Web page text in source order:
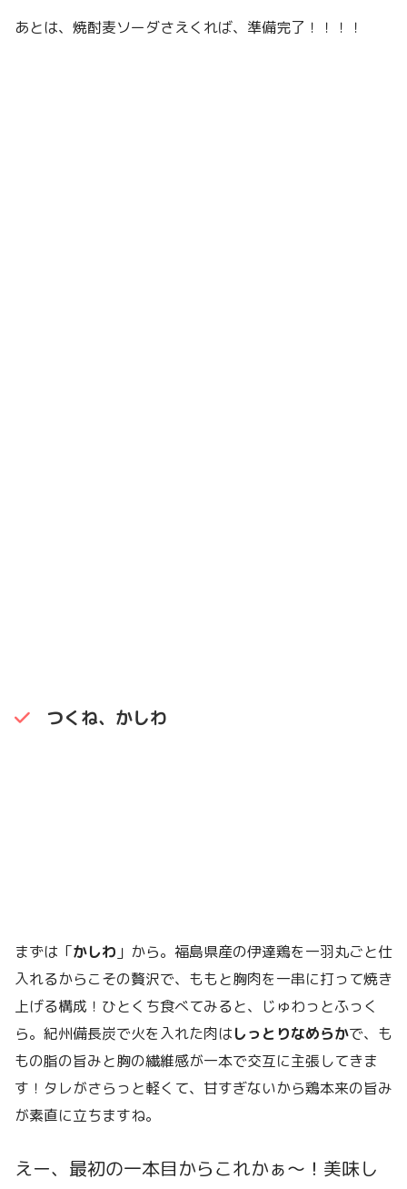
あとは、焼酎麦ソーダさえくれば、準備完了！！！！
つくね、かしわ
まずは「かしわ 」から。福島県産の伊達鶏を一羽丸ごと仕
入れるからこその贅沢で、ももと胸肉を一串に打って焼き
上げる構成！ひとくち食べてみると、じゅわっとふっく
ら。紀州備長炭で火を入れた肉はしっとりなめらかで、も
もの脂の旨みと胸の繊維感が一本で交互に主張してきま
す！タレがさらっと軽くて、甘すぎないから鶏本来の旨み
が素直に立ちますね。
えー、最初の一本目からこれかぁ〜！美味し